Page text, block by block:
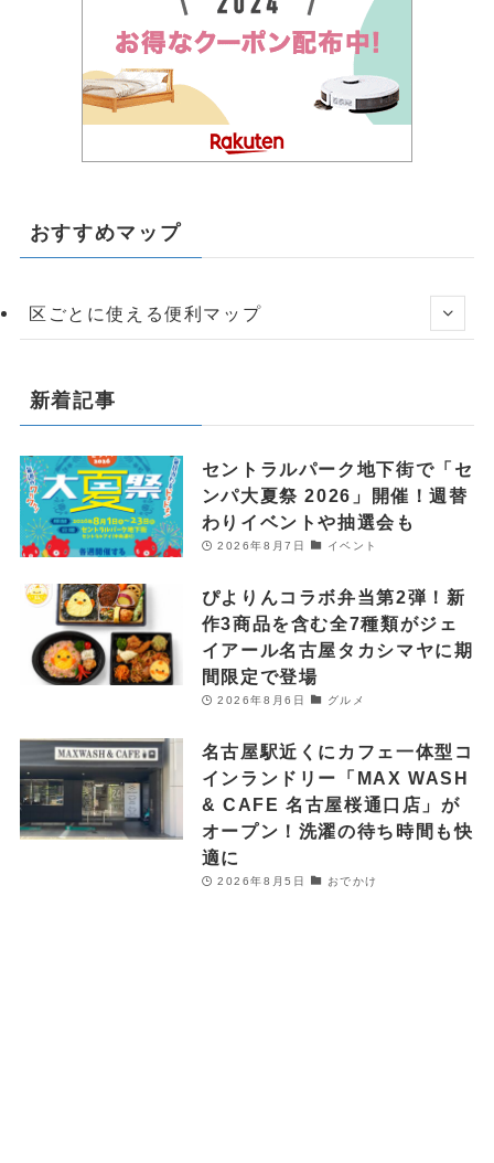
おすすめマップ
区ごとに使える便利マップ
新着記事
セントラルパーク地下街で「セ
ンパ大夏祭 2026」開催！週替
わりイベントや抽選会も
2026年8月7日 イベント
ぴよりんコラボ弁当第2弾！新
作3商品を含む全7種類がジェ
イアール名古屋タカシマヤに期
間限定で登場
2026年8月6日 グルメ
名古屋駅近くにカフェ一体型コ
インランドリー「MAX WASH
& CAFE 名古屋桜通口店」が
オープン！洗濯の待ち時間も快
適に
2026年8月5日 おでかけ